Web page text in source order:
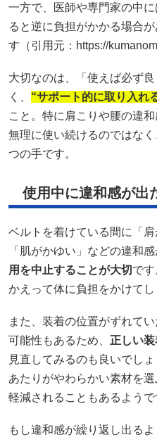
一方で、医師や専門家の中
ると逆に負担がかかる場合
す（引用元：https://
大切なのは、「使えば必ず
く、 “サポート的に取り入れ
こと。特に肩こりや腰の違
無理に使い続けるのではな
つの手です。
使用中に違和感が出
ベルトを着けている間に「
「肌がかゆい」などの違和
用を中止することが大切 です
かえって体に負担をかけてし
また、装着の位置がずれて
可能性もあるため、 正しい
見直してみるのも良いでし
あたりがやわらかい素材を
軽減されることもあるようで
もし違和感が繰り返し出る